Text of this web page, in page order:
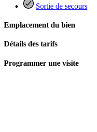
Sortie de secours
Emplacement du bien
Détails des tarifs
Programmer une visite